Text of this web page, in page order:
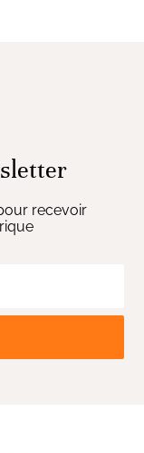
recevoir